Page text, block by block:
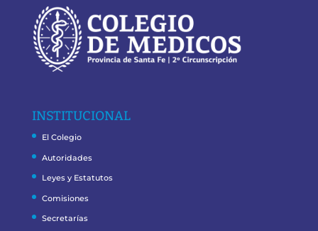
INSTITUCIONAL
El Colegio
Autoridades
Leyes y Estatutos
Comisiones
Secretarías